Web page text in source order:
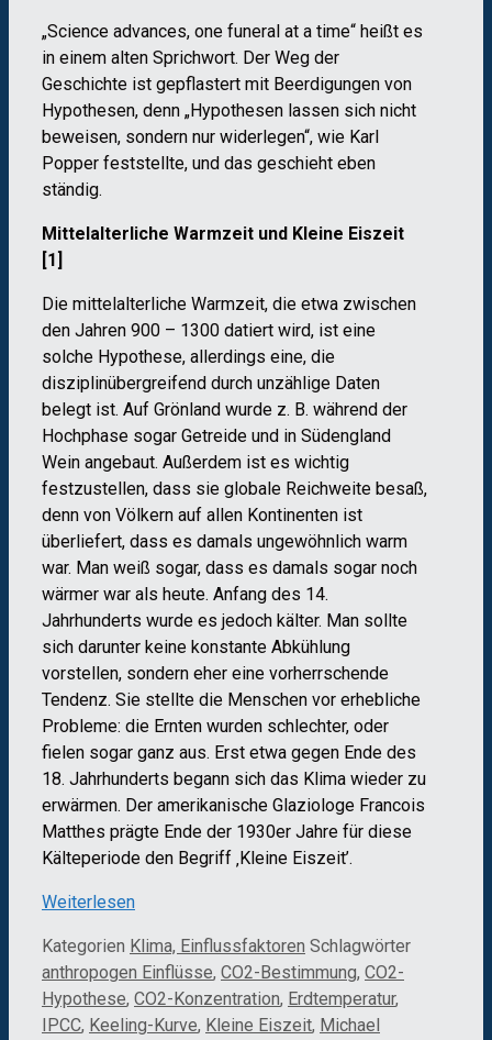
„Science advances, one funeral at a time“ heißt es
in einem alten Sprichwort. Der Weg der
Geschichte ist gepflastert mit Beerdigungen von
Hypothesen, denn „Hypothesen lassen sich nicht
beweisen, sondern nur widerlegen“, wie Karl
Popper feststellte, und das geschieht eben
ständig.
Mittelalterliche Warmzeit und Kleine Eiszeit
[1]
Die mittelalterliche Warmzeit, die etwa zwischen
den Jahren 900 – 1300 datiert wird, ist eine
solche Hypothese, allerdings eine, die
disziplinübergreifend durch unzählige Daten
belegt ist. Auf Grönland wurde z. B. während der
Hochphase sogar Getreide und in Südengland
Wein angebaut. Außerdem ist es wichtig
festzustellen, dass sie globale Reichweite besaß,
denn von Völkern auf allen Kontinenten ist
überliefert, dass es damals ungewöhnlich warm
war. Man weiß sogar, dass es damals sogar noch
wärmer war als heute. Anfang des 14.
Jahrhunderts wurde es jedoch kälter. Man sollte
sich darunter keine konstante Abkühlung
vorstellen, sondern eher eine vorherrschende
Tendenz. Sie stellte die Menschen vor erhebliche
Probleme: die Ernten wurden schlechter, oder
fielen sogar ganz aus. Erst etwa gegen Ende des
18. Jahrhunderts begann sich das Klima wieder zu
erwärmen. Der amerikanische Glaziologe Francois
Matthes prägte Ende der 1930er Jahre für diese
Kälteperiode den Begriff ‚Kleine Eiszeit’.
Weiterlesen
Kategorien Klima, Einflussfaktoren Schlagwörter
anthropogen Einflüsse, CO2-Bestimmung, CO2-
Hypothese, CO2-Konzentration, Erdtemperatur,
IPCC, Keeling-Kurve, Kleine Eiszeit, Michael